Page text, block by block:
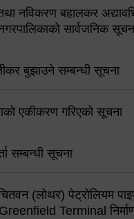
नविकरण बहालकर
सार्वजनिक
बुझाउने सम्बन्धी सूचना
एकीकरण गरिएको सूचना
सम्बन्धी सूचना
(लोथर) पेट्रोलियम
Terminal